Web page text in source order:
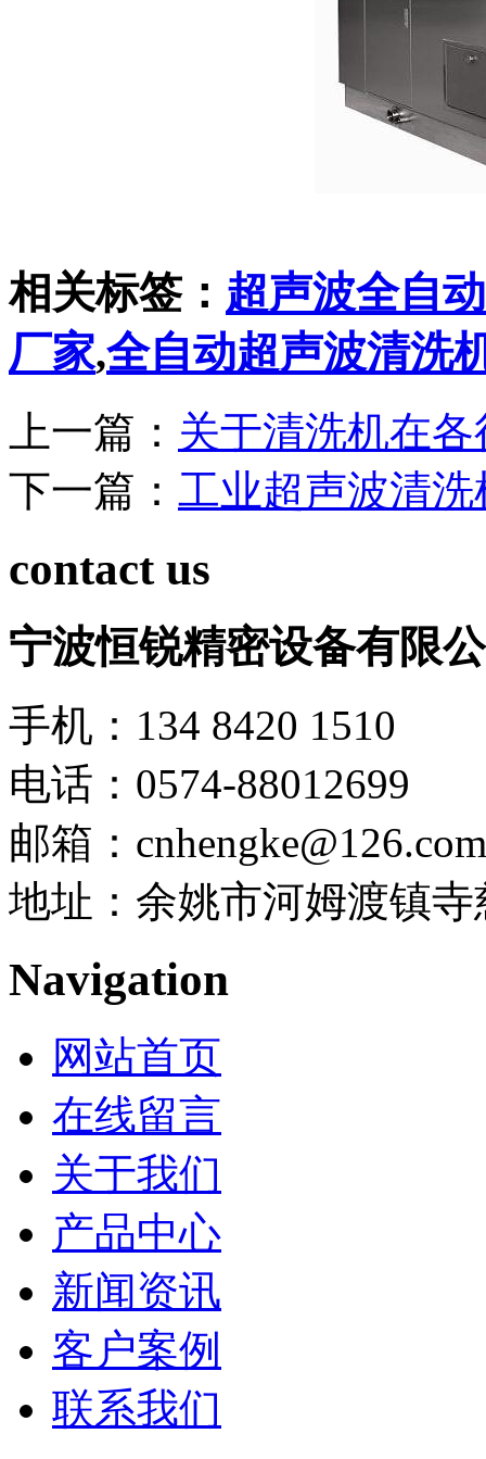
相关标签： 超声波全自
厂家,全自动超声波清洗
上一篇： 关于清洗机在
下一篇： 工业超声波清
contact us
宁波恒锐精密设备有限
手机：134 8420 1510
电话：0574-88012699
邮箱：cnhengke@126.com
地址：余姚市河姆渡镇寺
Navigation
网站首页
在线留言
关于我们
产品中心
新闻资讯
客户案例
联系我们